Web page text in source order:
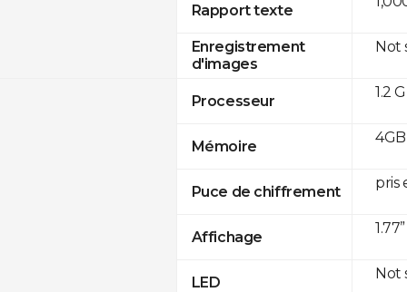
Rapport texte
Enregistrement
d'images
Processeur
Mémoire
Puce de chiffrement
Affichage
LED
Not
1.2
pris
Not